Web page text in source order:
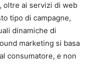
oltre ai servizi di web
tipo di campagne,
dinamiche di
marketing si basa
consumatore, e non